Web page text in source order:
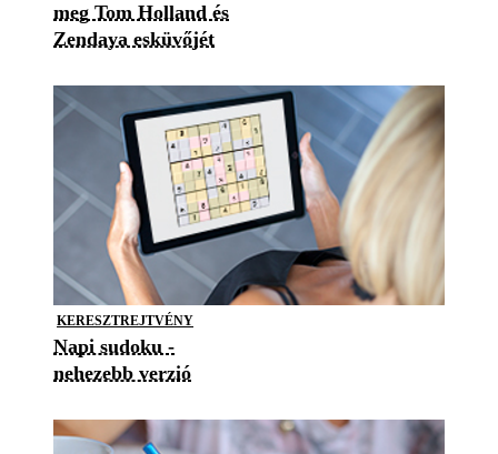
meg Tom Holland és
Zendaya esküvőjét
KERESZTREJTVÉNY
Napi sudoku -
nehezebb verzió